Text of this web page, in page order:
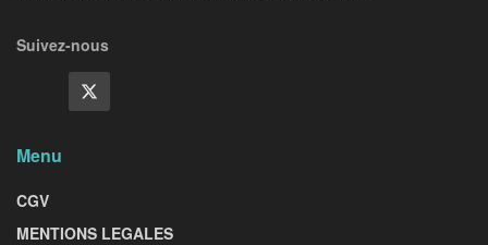
Suivez-nous
Menu
CGV
MENTIONS LEGALES